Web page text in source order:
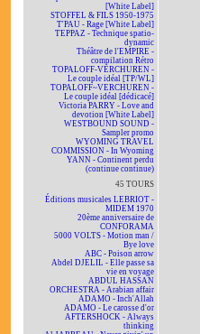
[White Label]
STOFFEL & FILS 1950-1975
T'PAU - Rage [White Label]
TEPPAZ - Technique spatio-
dynamic
Théâtre de l'EMPIRE -
compilation Rétro
TOPALOFF-VERCHUREN -
Le couple idéal [TP/WL]
TOPALOFF~VERCHUREN -
Le couple idéal [dédicacé]
Victoria PARRY - Love and
devotion [White Label]
WESTBOUND SOUND -
Sampler promo
WYOMING TRAVEL
COMMISSION - In Wyoming
YANN - Continent perdu
(continue continue)
45 TOURS
Éditions musicales LEBRIOT -
MIDEM 1970
20ème anniversaire de
CONFORAMA
5000 VOLTS - Motion man /
Bye love
ABC - Poison arrow
Abdel DJELIL - Elle passe sa
vie en voyage
ABDUL HASSAN
ORCHESTRA - Arabian affair
ADAMO - Inch'Allah
ADAMO - Le carosse d'or
AFTERSHOCK - Always
thinking